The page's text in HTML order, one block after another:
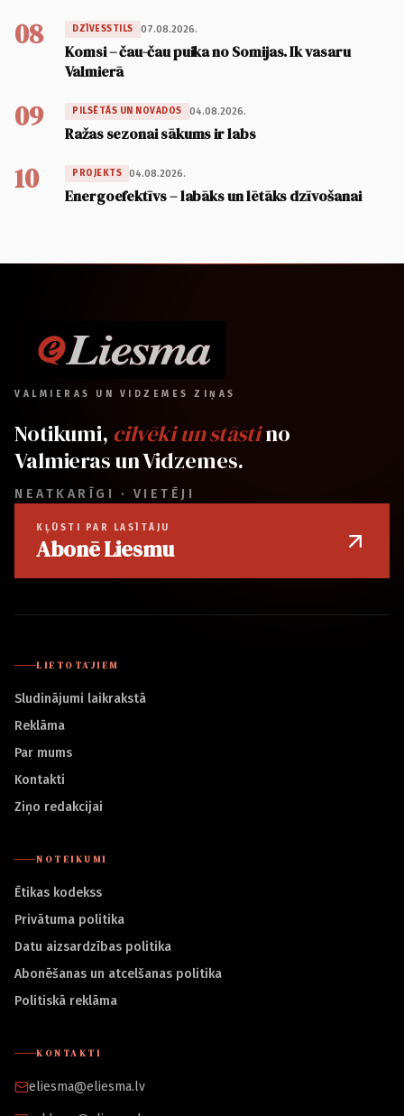
08 DZĪVESSTILS 07.08.2026.
Komsi – čau-čau puika no Somijas. Ik vasaru
Valmierā
09 PILSĒTĀS UN NOVADOS 04.08.2026.
Ražas sezonai sākums ir labs
10 PROJEKTS 04.08.2026.
Energoefektīvs – labāks un lētāks dzīvošanai
VALMIERAS UN VIDZEMES ZIŅAS
Notikumi, cilvēki un stāstino
Valmieras un Vidzemes.
NEATKARĪGI · VIETĒJI
KĻŪSTI PAR LASĪTĀJU
Abonē Liesmu
LIETOTĀJIEM
Sludinājumi laikrakstā
Reklāma
Par mums
Kontakti
Ziņo redakcijai
NOTEIKUMI
Ētikas kodekss
Privātuma politika
Datu aizsardzības politika
Abonēšanas un atcelšanas politika
Politiskā reklāma
KONTAKTI
eliesma@eliesma.lv